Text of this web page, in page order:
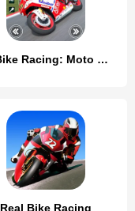
GT Bike Racing: Moto Bike Game
Real Bike Racing